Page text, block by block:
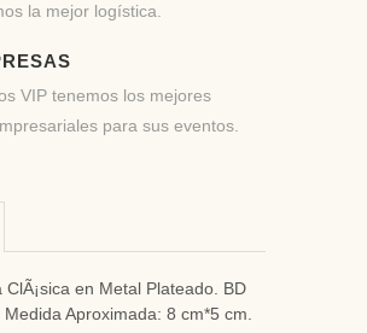
la mejor logística.
VIP tenemos los mejores
para sus eventos.
ClÃ¡sica en Metal Plateado. BD
Aproximada: 8 cm*5 cm.